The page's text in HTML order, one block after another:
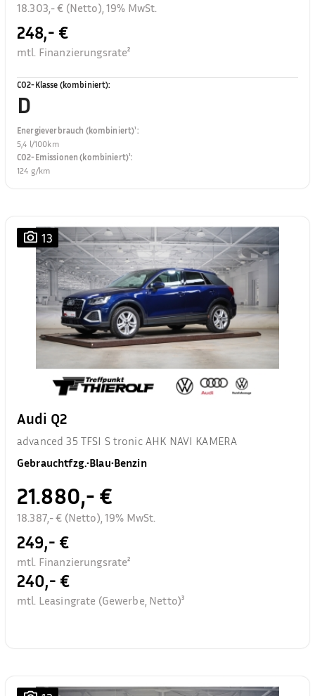
18.303,- € (Netto), 19% MwSt.
248,- €
mtl. Finanzierungsrate²
CO2-Klasse (kombiniert):
D
Energieverbrauch (kombiniert)¹:
5,4 l/100km
CO2-Emissionen (kombiniert)¹:
124 g/km
13
Audi Q2
advanced 35 TFSI S tronic AHK NAVI KAMERA
Gebrauchtfzg.•Blau•Benzin
21.880,- €
18.387,- € (Netto), 19% MwSt.
249,- €
mtl. Finanzierungsrate²
240,- €
mtl. Leasingrate (Gewerbe, Netto)³